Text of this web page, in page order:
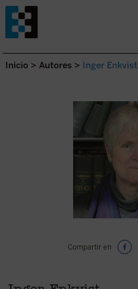
Saltar al contenido.
Inicio > Autores > Inger Enkvist
Compartir en